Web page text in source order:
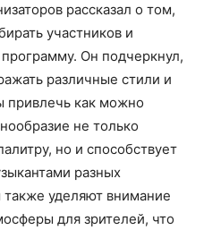
рассказал о том,
участников и
Он подчеркнул,
различные стили и
привлечь как можно
не только
но и способствует
разных
уделяют внимание
для зрителей, что